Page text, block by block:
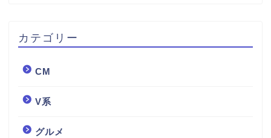
カテゴリー
CM
V系
グルメ